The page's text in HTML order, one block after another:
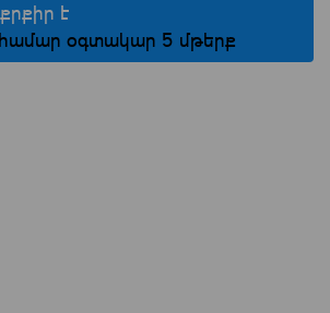
է
օգտակար 5 մթերք